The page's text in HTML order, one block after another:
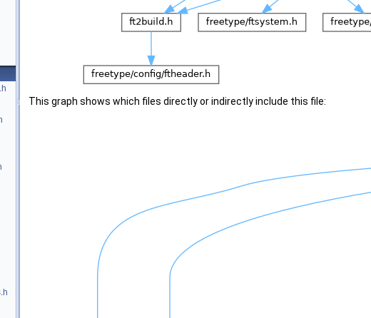
This graph shows which files directly or indirectly include this file: